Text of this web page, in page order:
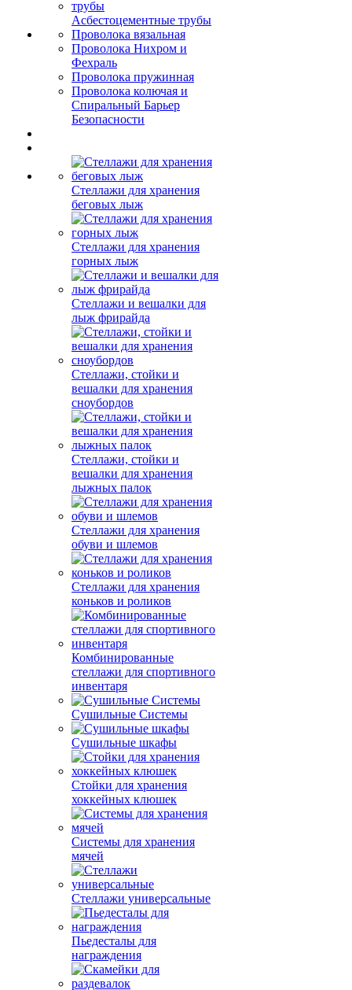
Асбестоцементные трубы
Проволока вязальная
Проволока Нихром и
Фехраль
Проволока пружинная
Проволока колючая и
Спиральный Барьер
Безопасности
Стеллажи для хранения
беговых лыж
Стеллажи для хранения
горных лыж
Стеллажи и вешалки для
лыж фрирайда
Стеллажи, стойки и
вешалки для хранения
сноубордов
Стеллажи, стойки и
вешалки для хранения
лыжных палок
Стеллажи для хранения
обуви и шлемов
Стеллажи для хранения
коньков и роликов
Комбинированные
стеллажи для спортивного
инвентаря
Сушильные Системы
Сушильные шкафы
Стойки для хранения
хоккейных клюшек
Системы для хранения
мячей
Стеллажи универсальные
Пьедесталы для
награждения